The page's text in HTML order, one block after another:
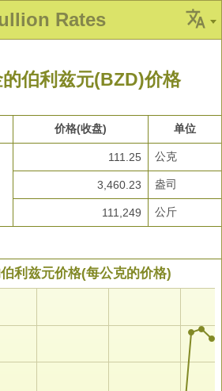
Rates
伯利兹元(BZD)价格
价格(收盘) 单位
111.25 公克
3,460.23 盎司
111,249 公斤
利兹元价格(每公克的价格)